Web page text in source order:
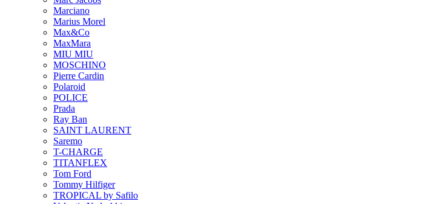
Marciano
Marius Morel
Max&Co
MaxMara
MIU MIU
MOSCHINO
Pierre Cardin
Polaroid
POLICE
Prada
Ray Ban
SAINT LAURENT
Saremo
T-CHARGE
TITANFLEX
Tom Ford
Tommy Hilfiger
TROPICAL by Safilo